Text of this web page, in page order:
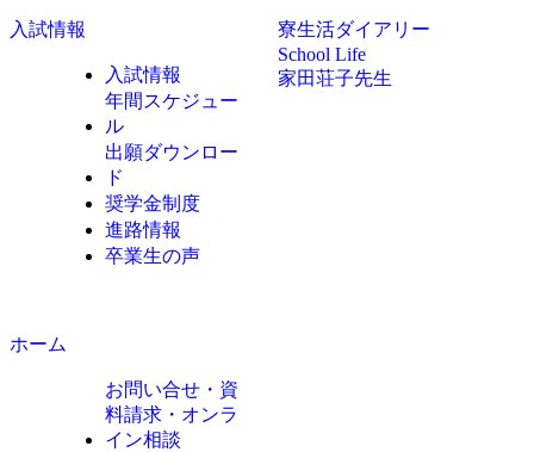
入試情報
入試情報
年間スケジュー
ル
出願ダウンロー
ド
奨学金制度
進路情報
卒業生の声
寮生活ダイアリー
School Life
家田荘子先生
ホーム
お問い合せ・資
料請求・オンラ
イン相談